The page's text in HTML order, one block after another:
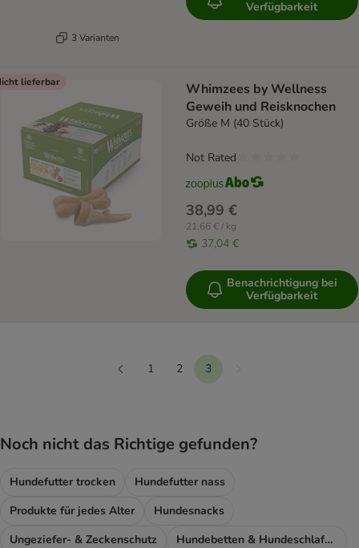
3 Varianten
Verfügbarkeit
lieferbar
Whimzees by Wellness
Geweih und Reisknochen
Größe M (40 Stück)
38,99 €
21,66 € / kg
37,04 €
Not Rated
Benachrichtigung bei
Verfügbarkeit
1 2 3 Weiter
Noch nicht das Richtige gefunden?
Hundefutter trocken
Hundefutter nass
Produkte für jedes Alter
Hundesnacks
Ungeziefer- & Zeckenschutz
Hundebetten & Hundeschlafplatz